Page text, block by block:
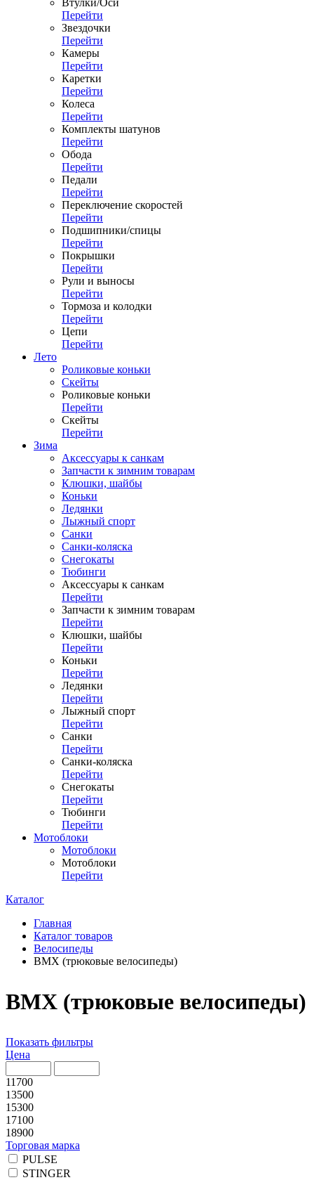
Втулки/Оси
Перейти
Звездочки
Перейти
Камеры
Перейти
Каретки
Перейти
Колеса
Перейти
Комплекты шатунов
Перейти
Обода
Перейти
Педали
Перейти
Переключение скоростей
Перейти
Подшипники/спицы
Перейти
Покрышки
Перейти
Рули и выносы
Перейти
Тормоза и колодки
Перейти
Цепи
Перейти
Лето
Роликовые коньки
Скейты
Роликовые коньки
Перейти
Скейты
Перейти
Зима
Аксессуары к санкам
Запчасти к зимним товарам
Клюшки, шайбы
Коньки
Ледянки
Лыжный спорт
Санки
Санки-коляска
Снегокаты
Тюбинги
Аксессуары к санкам
Перейти
Запчасти к зимним товарам
Перейти
Клюшки, шайбы
Перейти
Коньки
Перейти
Ледянки
Перейти
Лыжный спорт
Перейти
Санки
Перейти
Санки-коляска
Перейти
Снегокаты
Перейти
Тюбинги
Перейти
Мотоблоки
Мотоблоки
Мотоблоки
Перейти
Каталог
Главная
Каталог товаров
Велосипеды
ВМХ (трюковые велосипеды)
ВМХ (трюковые велосипеды)
Показать фильтры
Цена
11700
13500
15300
17100
18900
Торговая марка
PULSE
STINGER